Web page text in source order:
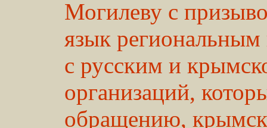
Могилеву с
язык региональным
с русским и
организаций,
обращению,